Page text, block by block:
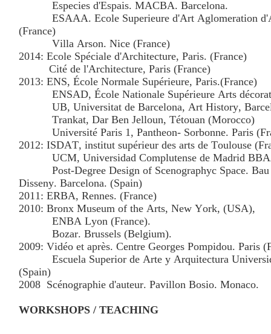
Especies d'Espais. MACBA. Barcelona.
ESAAA. Ecole Superieure d'Art Aglomeration
(France)
Villa Arson. Nice (France)
2014: Ecole Spéciale d'Architecture, Paris. (France)
Cité de l'Architecture, Paris (France)
2013: ENS, École Normale Supérieure, Paris.(France)
ENSAD, École Nationale Supérieure Arts
UB, Universitat de Barcelona, Art History,
Trankat, Dar Ben Jelloun, Tétouan (Morocco)
Université Paris 1, Pantheon- Sorbonne. Paris
2012: ISDAT, institut supérieur des arts de Toulouse
UCM, Universidad Complutense de Madrid
Post-Degree Design of Scenographyc Space.
Disseny. Barcelona. (Spain)
2011: ERBA, Rennes. (France)
2010: Bronx Museum of the Arts, New York, (USA),
ENBA Lyon (France).
Bozar. Brussels (Belgium).
2009: Vidéo et après. Centre Georges Pompidou. Paris
Escuela Superior de Arte y Arquitectura
(Spain)
2008 Scénographie d'auteur. Pavillon Bosio. Monaco.
WORKSHOPS / TEACHING